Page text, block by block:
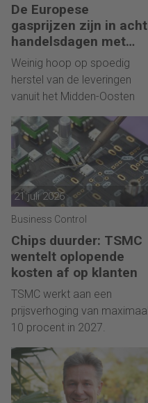
De Europese
gasprijzen zijn in acht
handelsdagen met
ruim een kwart
gestegen
Weinig hoop op spoedig
herstel van de leveringen
vanuit het Midden-Oosten
21 juli 2026
Business Control
Chips duurder: TSMC
wentelt oplopende
kosten af op klanten
TSMC werkt aan een
prijsverhoging van maximaal
10 procent in 2027.